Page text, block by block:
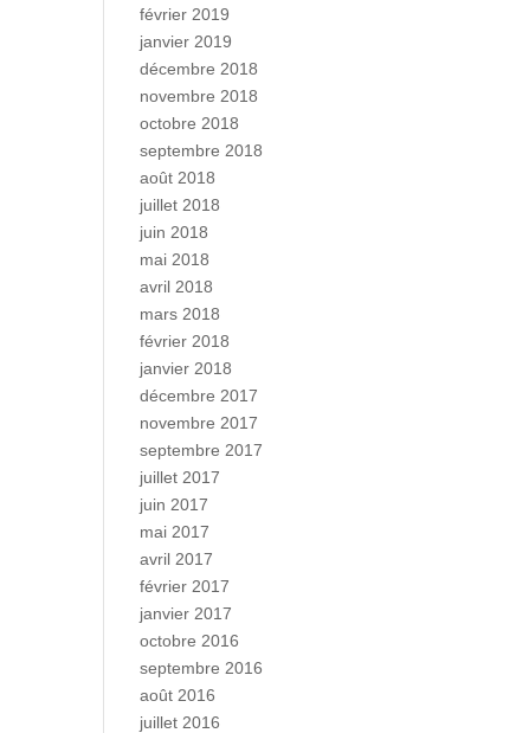
février 2019
janvier 2019
décembre 2018
novembre 2018
octobre 2018
septembre 2018
août 2018
juillet 2018
juin 2018
mai 2018
avril 2018
mars 2018
février 2018
janvier 2018
décembre 2017
novembre 2017
septembre 2017
juillet 2017
juin 2017
mai 2017
avril 2017
février 2017
janvier 2017
octobre 2016
septembre 2016
août 2016
juillet 2016